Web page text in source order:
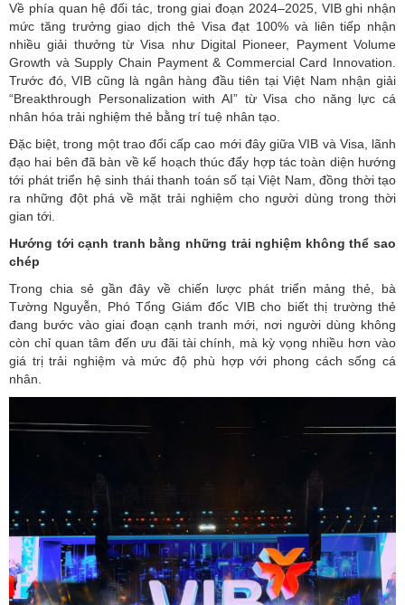
Về phía quan hệ đối tác, trong giai đoạn 2024–2025, VIB ghi nhận
mức tăng trưởng giao dịch thẻ Visa đạt 100% và liên tiếp nhận
nhiều giải thưởng từ Visa như Digital Pioneer, Payment Volume
Growth và Supply Chain Payment & Commercial Card Innovation.
Trước đó, VIB cũng là ngân hàng đầu tiên tại Việt Nam nhận giải
“Breakthrough Personalization with AI” từ Visa cho năng lực cá
nhân hóa trải nghiệm thẻ bằng trí tuệ nhân tạo.
Đặc biệt, trong một trao đổi cấp cao mới đây giữa VIB và Visa, lãnh
đạo hai bên đã bàn về kế hoạch thúc đẩy hợp tác toàn diện hướng
tới phát triển hệ sinh thái thanh toán số tại Việt Nam, đồng thời tạo
ra những đột phá về mặt trải nghiệm cho người dùng trong thời
gian tới.
Hướng tới cạnh tranh bằng những trải nghiệm không thể sao
chép
Trong chia sẻ gần đây về chiến lược phát triển mảng thẻ, bà
Tường Nguyễn, Phó Tổng Giám đốc VIB cho biết thị trường thẻ
đang bước vào giai đoạn cạnh tranh mới, nơi người dùng không
còn chỉ quan tâm đến ưu đãi tài chính, mà kỳ vọng nhiều hơn vào
giá trị trải nghiệm và mức độ phù hợp với phong cách sống cá
nhân.